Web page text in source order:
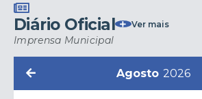
Diário Oficial
Imprensa Municipal
Ver mais
Agosto 2026